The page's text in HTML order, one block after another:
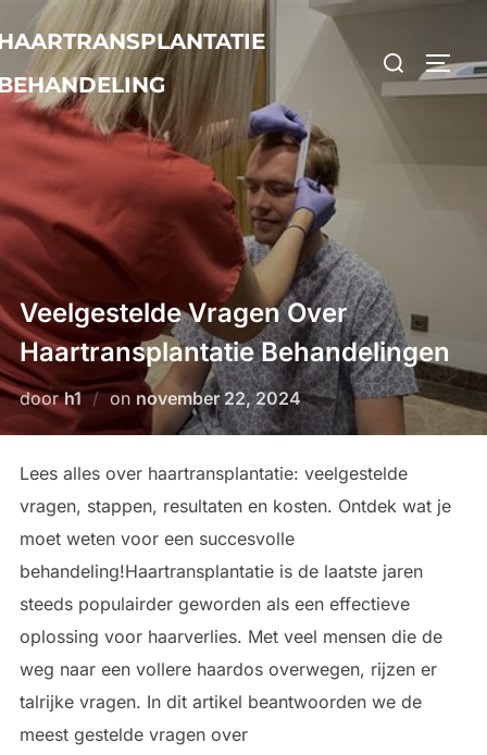
naar
de
inhoud
Zoek
naar:
Veelgestelde Vragen Over
Haartransplantatie Behandelingen
doorh1 on Geplaatst
op
november 22, 2024
Lees alles over haartransplantatie: veelgestelde
vragen, stappen, resultaten en kosten. Ontdek wat je
moet weten voor een succesvolle
behandeling!Haartransplantatie is de laatste jaren
steeds populairder geworden als een effectieve
oplossing voor haarverlies. Met veel mensen die de
weg naar een vollere haardos overwegen, rijzen er
talrijke vragen. In dit artikel beantwoorden we de
meest gestelde vragen over